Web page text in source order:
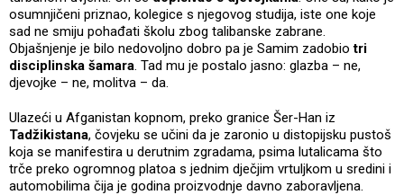
osumnjičeni priznao, kolegice s njegovog studija, iste one koje
sad ne smiju pohađati školu zbog talibanske zabrane.
Objašnjenje je bilo nedovoljno dobro pa je Samim zadobio tri
disciplinska šamara. Tad mu je postalo jasno: glazba – ne,
djevojke – ne, molitva – da.
Ulazeći u Afganistan kopnom, preko granice Šer-Han iz
Tadžikistana, čovjeku se učini da je zaronio u distopijsku pustoš
koja se manifestira u derutnim zgradama, psima lutalicama što
trče preko ogromnog platoa s jednim dječjim vrtuljkom u sredini i
automobilima čija je godina proizvodnje davno zaboravljena.